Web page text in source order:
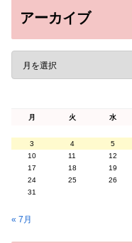
アーカイブ
月 火 水
3
4 5
10
11 12
17
18 19
24
25 26
31
« 7月